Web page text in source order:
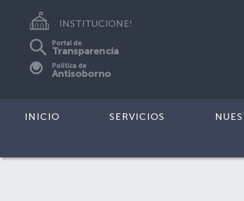
INSTITUCIONES
Portal de
Transparencia
Política de
Antisoborno
INICIO SERVICIOS